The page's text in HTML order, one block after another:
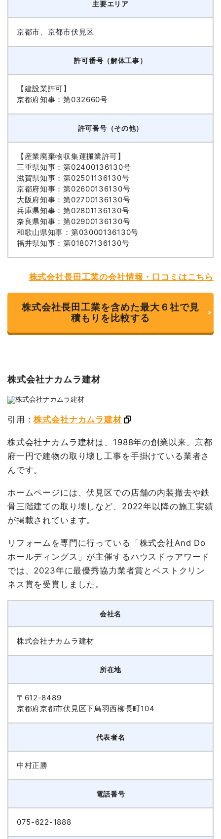
主要エリア
京都市、京都市伏見区
許可番号（解体工事）
【建設業許可】
京都府知事：第032660号
許可番号（その他）
【産業廃棄物収集運搬業許可】
三重県知事：第02400136130号
滋賀県知事：第02501136130号
京都府知事：第02600136130号
大阪府知事：第02700136130号
兵庫県知事：第02801136130号
奈良県知事：第02900136130号
和歌山県知事：第03000136130号
福井県知事：第01807136130号
株式会社長田工業の会社情報・口コミはこちら
株式会社長田工業を含めた最大６社で見
積もりを比較する
株式会社ナカムラ建材
引用：株式会社ナカムラ建材
株式会社ナカムラ建材は、1988年の創業以来、京都
府一円で建物の取り壊し工事を手掛けている業者さ
んです。
ホームページには、伏見区での店舗の内装撤去や鉄
骨三階建ての取り壊しなど、2022年以降の施工実績
が掲載されています。
リフォームを専門に行っている「株式会社And Do
ホールディングス」が主催するハウスドゥアワード
では、2023年に最優秀協力業者賞とベストクリン
ネス賞を受賞しました。
会社名
株式会社ナカムラ建材
所在地
〒612-8489
京都府京都市伏見区下鳥羽西柳長町104
代表者名
中村正勝
電話番号
075-622-1888